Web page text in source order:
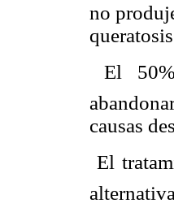
no
 El
causas
 El